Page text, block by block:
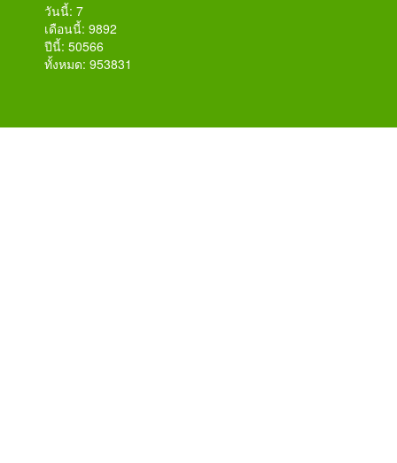
วันนี้: 7
เดือนนี้: 9892
ปีนี้: 50566
ทั้งหมด: 953831